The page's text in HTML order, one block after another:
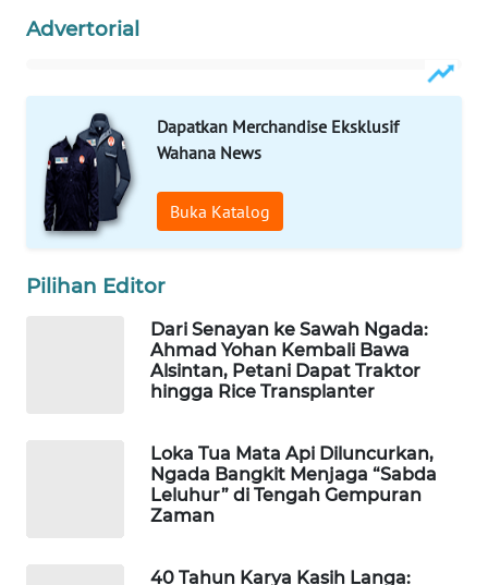
Advertorial
Dapatkan Merchandise Eksklusif
Wahana News
Buka Katalog
Pilihan Editor
Dari Senayan ke Sawah Ngada:
Ahmad Yohan Kembali Bawa
Alsintan, Petani Dapat Traktor
hingga Rice Transplanter
Loka Tua Mata Api Diluncurkan,
Ngada Bangkit Menjaga “Sabda
Leluhur” di Tengah Gempuran
Zaman
40 Tahun Karya Kasih Langa:
WAHANA
WAHANA
TV
WAHANANEWS
ID
WAHANANEWS
CO ID